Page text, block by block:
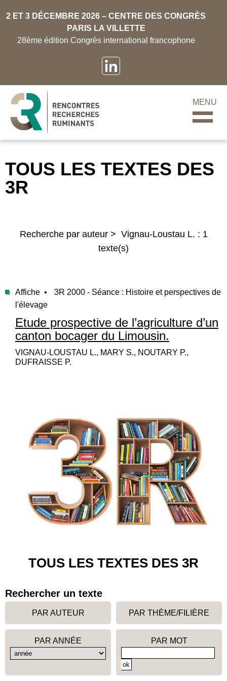
2 ET 3 DÉCEMBRE 2026 – CENTRE DES CONGRÈS
PARIS LA VILLETTE
28ème édition Congrès international francophone
MENU
TOUS LES TEXTES DES
3R
Recherche par auteur > Vignau-Loustau L. : 1
texte(s)
Affiche •
3R 2000 - Séance : Histoire et perspectives de
l'élevage
Etude prospective de l’agriculture d’un
canton bocager du Limousin.
VIGNAU-LOUSTAU L., MARY S., NOUTARY P.,
DUFRAISSE P.
TOUS LES TEXTES DES 3R
Rechercher un texte
PAR AUTEUR PAR THÈME/FILIÈRE
PAR ANNÉE PAR MOT